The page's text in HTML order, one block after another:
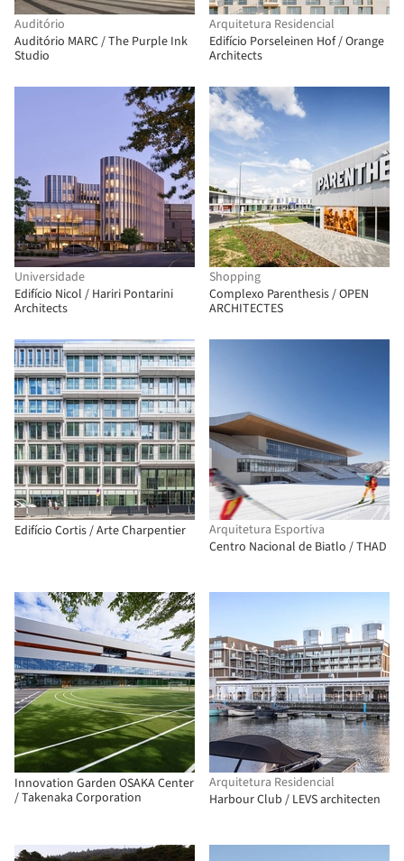
Auditório
Auditório MARC / The Purple Ink
Studio
Arquitetura Residencial
Edifício Porseleinen Hof / Orange
Architects
Universidade
Edifício Nicol / Hariri Pontarini
Architects
Shopping
Complexo Parenthesis / OPEN
ARCHITECTES
Edifício Cortis / Arte Charpentier
Arquitetura Esportiva
Centro Nacional de Biatlo / THAD
Innovation Garden OSAKA Center
/ Takenaka Corporation
Arquitetura Residencial
Harbour Club / LEVS architecten